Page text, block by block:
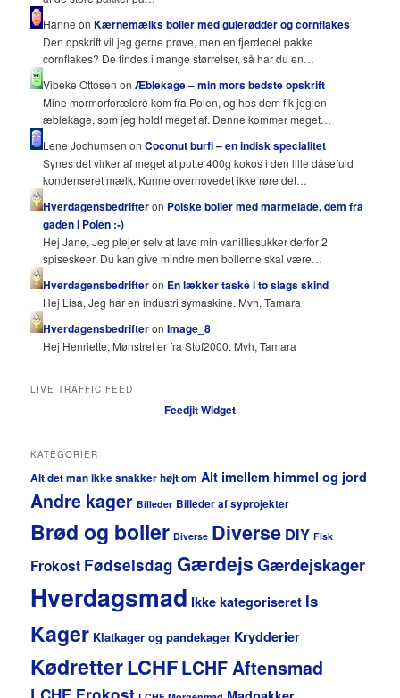
Hanne onKærnemælks boller med gulerødder og cornflakes
Den opskrift vil jeg gerne prøve, men en fjerdedel pakke
cornflakes? De findes i mange størrelser, så har du en…
Vibeke Ottosen onÆblekage – min mors bedste opskrift
Mine mormorforældre kom fra Polen, og hos dem fik jeg en
æblekage, som jeg holdt meget af. Denne kommer meget…
Lene Jochumsen onCoconut burfi – en indisk specialitet
Synes det virker af meget at putte 400g kokos i den lille dåsefuld
kondenseret mælk. Kunne overhovedet ikke røre det…
Hverdagensbedrifteron Polske boller med marmelade, dem fra
gaden i Polen :-)
Hej Jane, Jeg plejer selv at lave min vanilliesukker derfor 2
spiseskeer. Du kan give mindre men bollerne skal være…
Hverdagensbedrifteron En lækker taske i to slags skind
Hej Lisa, Jeg har en industri symaskine. Mvh, Tamara
HverdagensbedrifteronImage_8
Hej Henriette, Mønstret er fra Stof2000. Mvh, Tamara
LIVE TRAFFIC FEED
Feedjit Widget
KATEGORIER
Alt det man ikke snakker højt om Alt imellem himmel og jord
Andre kager Billeder Billeder af syprojekter
Brød og boller Diverse Diverse DIY Fisk
Frokost Fødselsdag GærdejsGærdejskager
Hverdagsmad Ikke kategoriseret Is
Kager Klatkager og pandekager Krydderier
KødretterLCHFLCHF Aftensmad